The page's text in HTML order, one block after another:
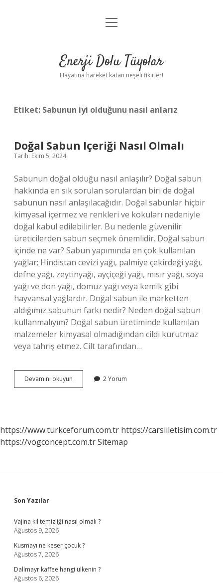
Anasayfa
Yasal Uyarı
menüyü
Enerji Dolu Tüyolar
Hayatına hareket katan neşeli fikirler!
Etiket: Sabunun iyi olduğunu nasıl anlarız
Doğal Sabun Içeriği Nasıl Olmalı
Tarih: Ekim 5, 2024
Sabunun doğal olduğu nasıl anlaşılır? Doğal sabun
hakkında en sık sorulan sorulardan biri de doğal
sabunun nasıl anlaşılacağıdır. Doğal sabunlar hiçbir
kimyasal içermez ve renkleri ve kokuları nedeniyle
doğal kabul edilebilirler. Bu nedenle güvenilir
üreticilerden sabun seçmek önemlidir. Doğal sabun
içinde ne var? Sabun yapımında en çok kullanılan
yağlar; Hindistan cevizi yağı, palmiye çekirdeği yağı,
defne yağı, zeytinyağı, ayçiçeği yağı, mısır yağı, soya
yağı ve don yağı, domuz yağı veya kemik gibi
hayvansal yağlardır. Doğal sabun ile marketten
aldığımız sabunun farkı nedir? Neden doğal sabun
kullanmalıyım? Doğal sabun üretiminde kullanılan
malzemeler kimyasal olmadığından cildi kurutmaz
veya tahriş etmez. Cilt tarafından…
Devamını okuyun
Sabun
2 Yorum
https://www.turkceforum.com.tr https://carsiiletisim.com.tr
https://vogconcept.com.trSitemap
Sidebar
Son Yazılar
Vajina kıl temizliği nasıl olmalı ?
Ağustos 9, 2026
Kusmayı ne keser çocuk ?
Ağustos 7, 2026
Dallmayr kaffee hangi ülkenin ?
Ağustos 6, 2026